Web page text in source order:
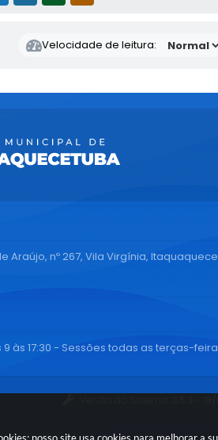
Velocidade de leitura:
Araújo, nº 267, Vila Virgínia,
às 17:30 - Sessões todas as terças-